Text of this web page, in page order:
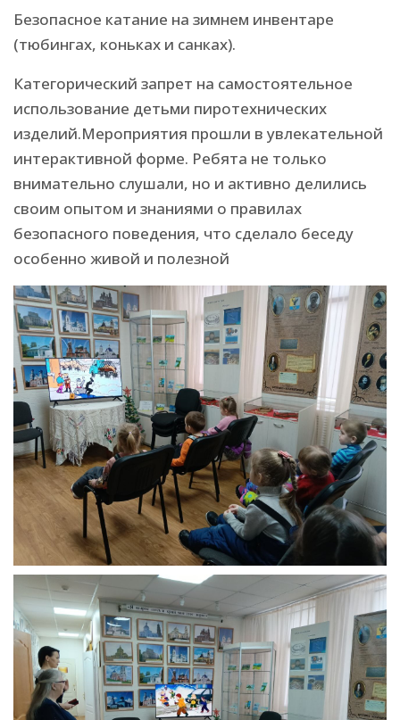
Безопасное катание на зимнем инвентаре
(тюбингах, коньках и санках).
Категорический запрет на самостоятельное
использование детьми пиротехнических
изделий.Мероприятия прошли в увлекательной
интерактивной форме. Ребята не только
внимательно слушали, но и активно делились
своим опытом и знаниями о правилах
безопасного поведения, что сделало беседу
особенно живой и полезной